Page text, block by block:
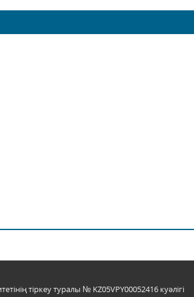
тіркеу туралы № KZ05VPY00052416 куәлігі